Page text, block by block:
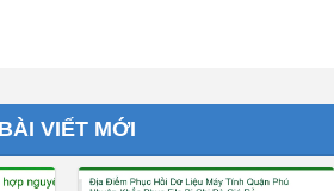
BÀI VIẾT MỚI